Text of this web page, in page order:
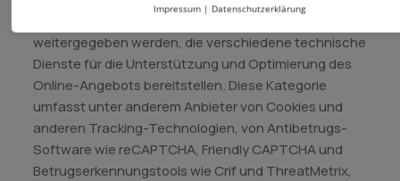
weitergegeben werden, die verschiedene technische
Dienste für die Unterstützung und Optimierung des
Online-Angebots bereitstellen. Diese Kategorie
umfasst unter anderem Anbieter von Cookies und
anderen Tracking-Technologien, von Antibetrugs-
Software wie reCAPTCHA, Friendly CAPTCHA und
Betrugserkennungstools wie Crif und ThreatMetrix,
Impressum | Datenschutzerklärung